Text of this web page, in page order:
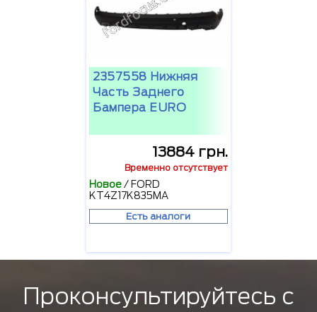
2357558 Нижняя
Часть Заднего
Бампера EURO
13884 грн.
Временно отсутствует
Новое/ FORD
KT4Z17K835MA
Есть аналоги
Проконсультируйтесь с